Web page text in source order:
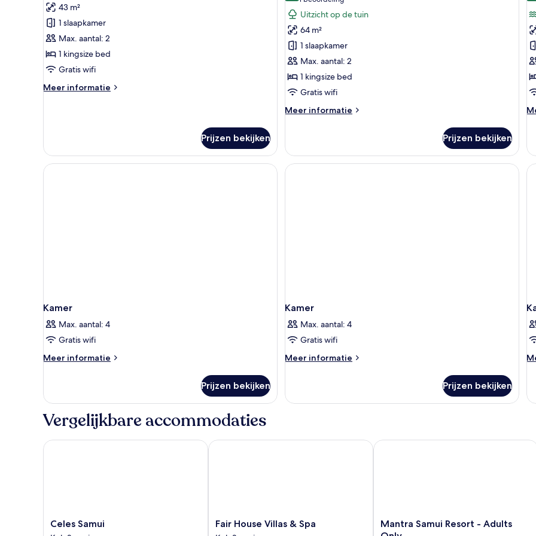
Junior
Spa
Bath
Villa
laden
43 m²
1 slaapkamer
Max. aantal: 2
1 kingsize bed
Gratis wifi
Meer informatie
Meer
Villa
Prijzen bekijken
Garden
Pool
Villa
laden
beoordeling)
Uitzicht op de tuin
64 m²
1 slaapkamer
Max. aantal: 2
1 kingsize bed
Gratis wifi
Meer informatie
Meer
Pool
Villa
Prijzen bekijken
Kamer
Max. aantal: 4
Gratis wifi
Meer informatie
Meer
Prijzen bekijken
Kamer
Max. aantal: 4
Gratis wifi
Meer informatie
Meer
Prijzen bekijken
Vergelijkbare accommodaties
Celes
Samui
Celes Samui
Celes Samui
Fair
House
Fair House Villas & Spa
Fair House Villas & Spa
Mantra
Samui
Mantra Samui Resort - Adults
Mantra Samui Resort - Adults Only